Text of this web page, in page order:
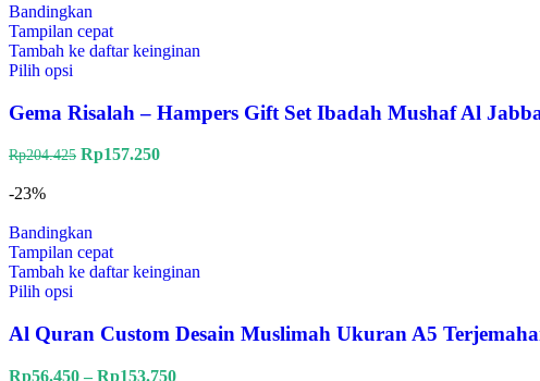
Bandingkan
Tampilan cepat
Tambah ke daftar keinginan
Pilih opsi
Gema Risalah – Hampers Gift Set Ibadah Mushaf Al
Rp204.425 Rp157.250
-23%
Bandingkan
Tampilan cepat
Tambah ke daftar keinginan
Pilih opsi
Al Quran Custom Desain Muslimah Ukuran A5
Rp56.450 – Rp153.750